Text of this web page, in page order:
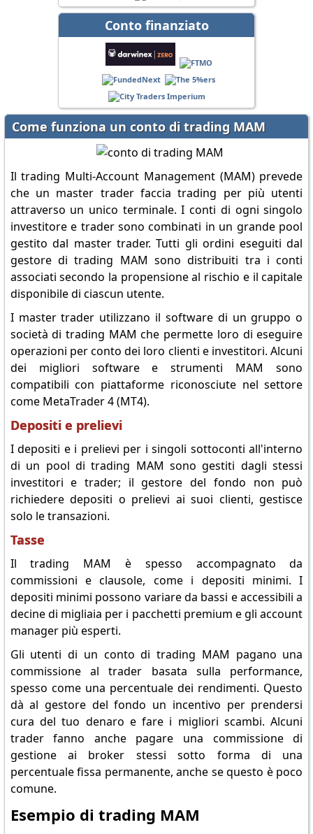
Conto finanziato
Come funziona un conto di trading MAM
Il trading Multi-Account Management (MAM) prevede
che un master trader faccia trading per più utenti
attraverso un unico terminale. I conti di ogni singolo
investitore e trader sono combinati in un grande pool
gestito dal master trader. Tutti gli ordini eseguiti dal
gestore di trading MAM sono distribuiti tra i conti
associati secondo la propensione al rischio e il capitale
disponibile di ciascun utente.
I master trader utilizzano il software di un gruppo o
società di trading MAM che permette loro di eseguire
operazioni per conto dei loro clienti e investitori. Alcuni
dei migliori software e strumenti MAM sono
compatibili con piattaforme riconosciute nel settore
come MetaTrader 4 (MT4).
Depositi e prelievi
I depositi e i prelievi per i singoli sottoconti all'interno
di un pool di trading MAM sono gestiti dagli stessi
investitori e trader; il gestore del fondo non può
richiedere depositi o prelievi ai suoi clienti, gestisce
solo le transazioni.
Tasse
Il trading MAM è spesso accompagnato da
commissioni e clausole, come i depositi minimi. I
depositi minimi possono variare da bassi e accessibili a
decine di migliaia per i pacchetti premium e gli account
manager più esperti.
Gli utenti di un conto di trading MAM pagano una
commissione al trader basata sulla performance,
spesso come una percentuale dei rendimenti. Questo
dà al gestore del fondo un incentivo per prendersi
cura del tuo denaro e fare i migliori scambi. Alcuni
trader fanno anche pagare una commissione di
gestione ai broker stessi sotto forma di una
percentuale fissa permanente, anche se questo è poco
comune.
Esempio di trading MAM